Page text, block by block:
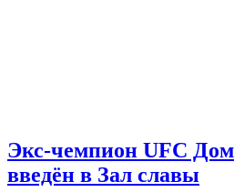
Экс-чемпион UFC
введён в Зал славы